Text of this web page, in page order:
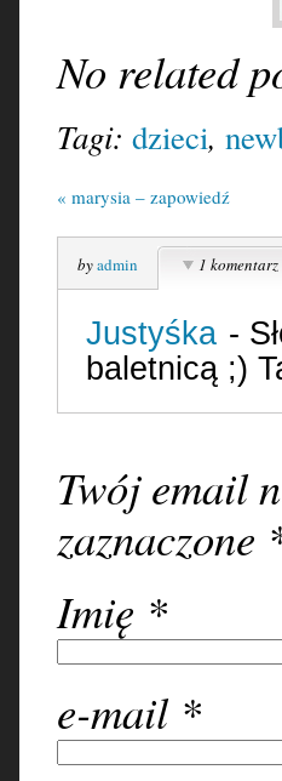
No related
Tagi: dzieci,
« marysia – zapowiedź
byadmin 1 komentarz
Justyśka -
baletnicą ;)
Twój email
zaznaczone
Imię *
e-mail *